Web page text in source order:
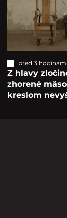
pred 3
Z hlavy
zhorené
kreslom